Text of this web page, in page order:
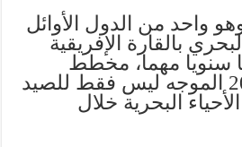
واحد من الدول الأوائل
بالقارة الإفريقية
سنويا مهما، مخطط
اليوتيس سنة 2019 الموجه ليس فقط للصيد
البحرية خلال